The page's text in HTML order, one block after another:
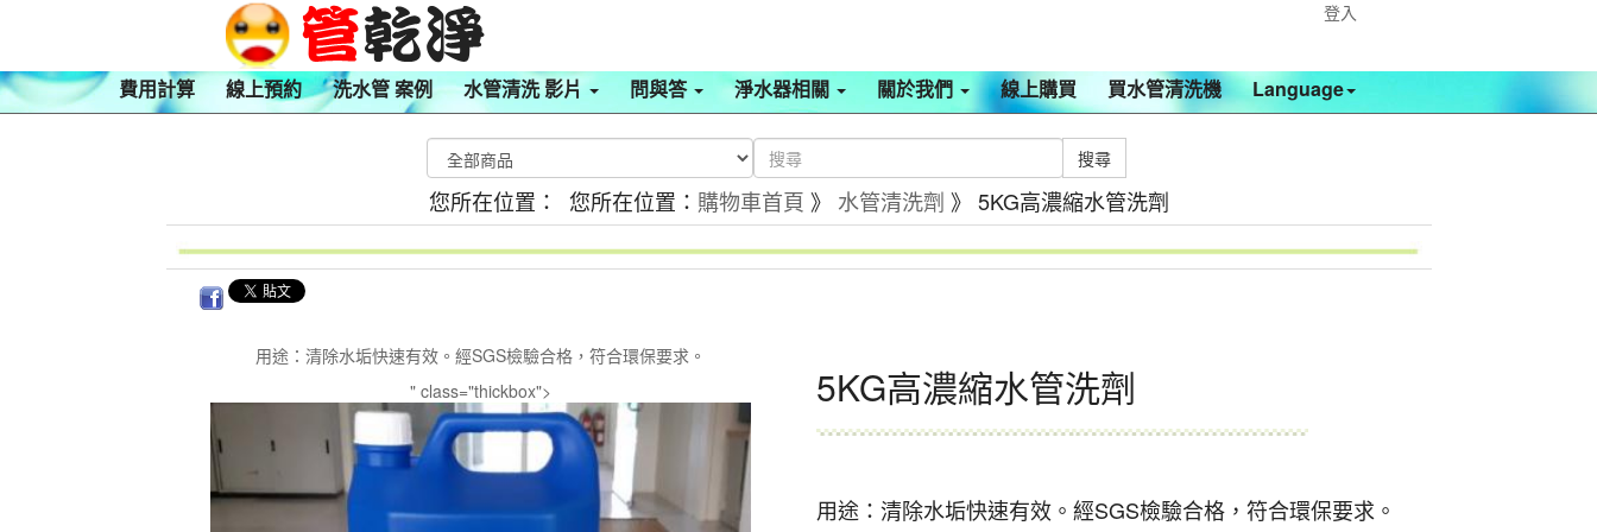
登入
費用計算 線上預約 洗水管 案例 水管清洗 影片 問與答 淨水器相關 關於我們 線上購買 買水管清洗機 Language
您所在位置： 您所在位置： 購物車首頁 》 水管清洗劑 》 5KG高濃縮水管洗劑
用途：清除水垢快速有效。經SGS檢驗合格，符合環保要求。
" class="thickbox">
5KG高濃縮水管洗劑
用途：清除水垢快速有效。經SGS檢驗合格，符合環保要求。